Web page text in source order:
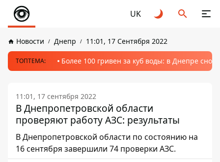
UK
Новости Днепр 11:01, 17 Сентября 2022
ТОПТЕМА: Более 100 гривен за куб воды: в Днепре
11:01, 17 сентября 2022
В Днепропетровской области
проверяют работу АЗС: результаты
В Днепропетровской области по состоянию на
16 сентября завершили 74 проверки АЗС.